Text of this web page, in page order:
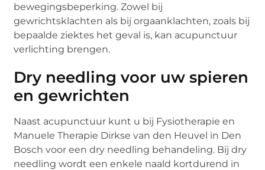
bewegingsbeperking. Zowel bij
gewrichtsklachten als bij orgaanklachten, zoals bij
bepaalde ziektes het geval is, kan acupunctuur
verlichting brengen.
Dry needling voor uw spieren
en gewrichten
Naast acupunctuur kunt u bij Fysiotherapie en
Manuele Therapie Dirkse van den Heuvel in Den
Bosch voor een dry needling behandeling. Bij dry
needling wordt een enkele naald kortdurend in